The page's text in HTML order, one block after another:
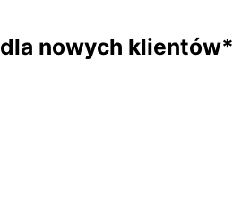
dla nowych klientów*